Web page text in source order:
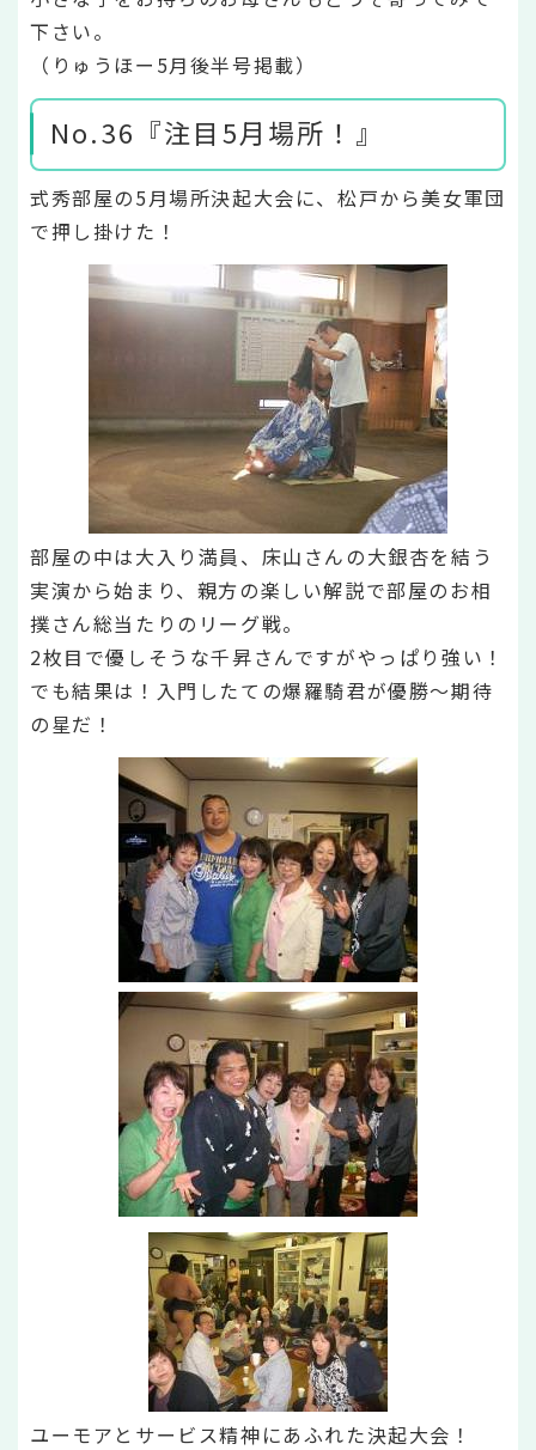
下さい。
（りゅうほー5月後半号掲載）
No.36『注目5月場所！』
式秀部屋の5月場所決起大会に、松戸から美女軍団
で押し掛けた！
部屋の中は大入り満員、床山さんの大銀杏を結う
実演から始まり、親方の楽しい解説で部屋のお相
撲さん総当たりのリーグ戦。
2枚目で優しそうな千昇さんですがやっぱり強い！
でも結果は！入門したての爆羅騎君が優勝～期待
の星だ！
ユーモアとサービス精神にあふれた決起大会！